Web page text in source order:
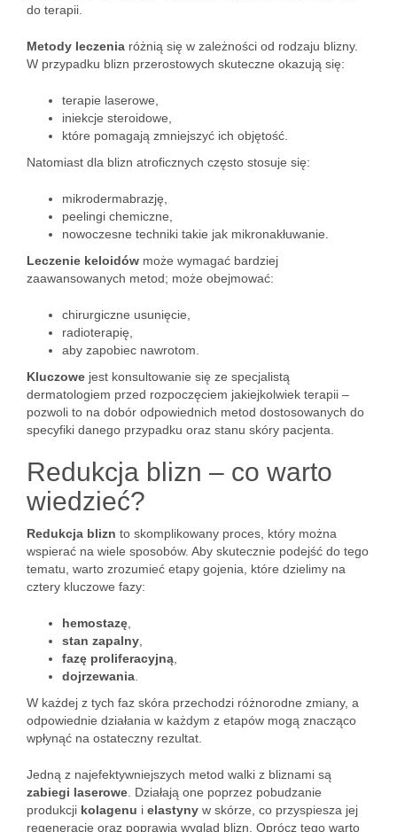
do terapii.
Metody leczenia różnią się w zależności od rodzaju blizny.
W przypadku blizn przerostowych skuteczne okazują się:
terapie laserowe,
iniekcje steroidowe,
które pomagają zmniejszyć ich objętość.
Natomiast dla blizn atroficznych często stosuje się:
mikrodermabrazję,
peelingi chemiczne,
nowoczesne techniki takie jak mikronakłuwanie.
Leczenie keloidów może wymagać bardziej
zaawansowanych metod; może obejmować:
chirurgiczne usunięcie,
radioterapię,
aby zapobiec nawrotom.
Kluczowe jest konsultowanie się ze specjalistą
dermatologiem przed rozpoczęciem jakiejkolwiek terapii –
pozwoli to na dobór odpowiednich metod dostosowanych do
specyfiki danego przypadku oraz stanu skóry pacjenta.
Redukcja blizn – co warto
wiedzieć?
Redukcja blizn to skomplikowany proces, który można
wspierać na wiele sposobów. Aby skutecznie podejść do tego
tematu, warto zrozumieć etapy gojenia, które dzielimy na
cztery kluczowe fazy:
hemostazę
stan zapalny
fazę proliferacyjną
dojrzewania
W każdej z tych faz skóra przechodzi różnorodne zmiany, a
odpowiednie działania w każdym z etapów mogą znacząco
wpłynąć na ostateczny rezultat.
Jedną z najefektywniejszych metod walki z bliznami są
zabiegi laserowe . Działają one poprzez pobudzanie
produkcji kolagenu i elastyny w skórze, co przyspiesza jej
regenerację oraz poprawia wygląd blizn. Oprócz tego warto